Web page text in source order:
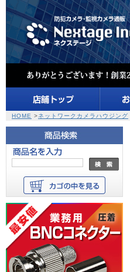
HOME >ネットワークカメラハウジング